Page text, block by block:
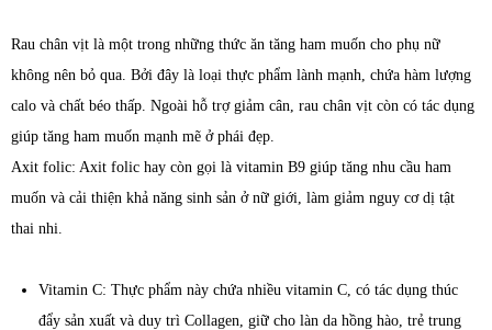
Rau chân vịt là một trong những thức ăn tăng ham muốn cho phụ nữ
không nên bỏ qua. Bởi đây là loại thực phẩm lành mạnh, chứa hàm lượng
calo và chất béo thấp. Ngoài hỗ trợ giảm cân, rau chân vịt còn có tác dụng
giúp tăng ham muốn mạnh mẽ ở phái đẹp.
Axit folic: Axit folic hay còn gọi là vitamin B9 giúp tăng nhu cầu ham
muốn và cải thiện khả năng sinh sản ở nữ giới, làm giảm nguy cơ dị tật
thai nhi.
Vitamin C: Thực phẩm này chứa nhiều vitamin C, có tác dụng thúc
đẩy sản xuất và duy trì Collagen, giữ cho làn da hồng hào, trẻ trung